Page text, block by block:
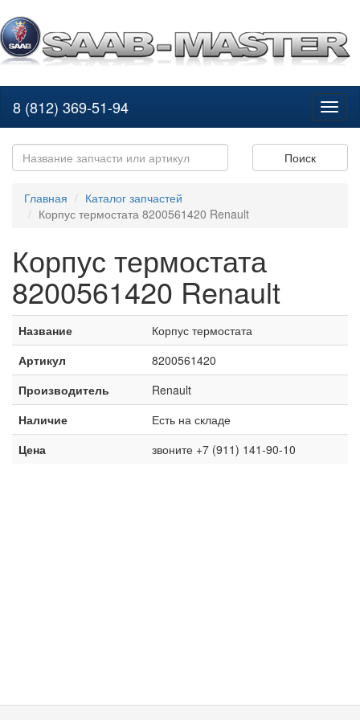
8 (812) 369-51-94
Поиск
Главная
Каталог запчастей
Корпус термостата 8200561420 Renault
Корпус термостата
8200561420 Renault
Название
Корпус термостата
Артикул
8200561420
Производитель
Renault
Наличие
Есть на складе
Цена
звоните +7 (911) 141-90-10